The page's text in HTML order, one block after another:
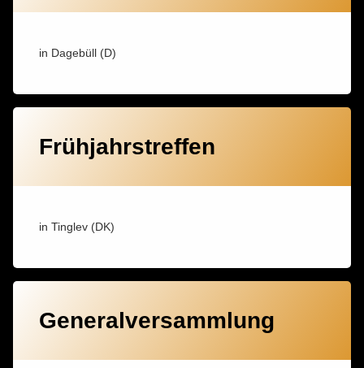
in Dagebüll (D)
Frühjahrstreffen
in Tinglev (DK)
Generalversammlung